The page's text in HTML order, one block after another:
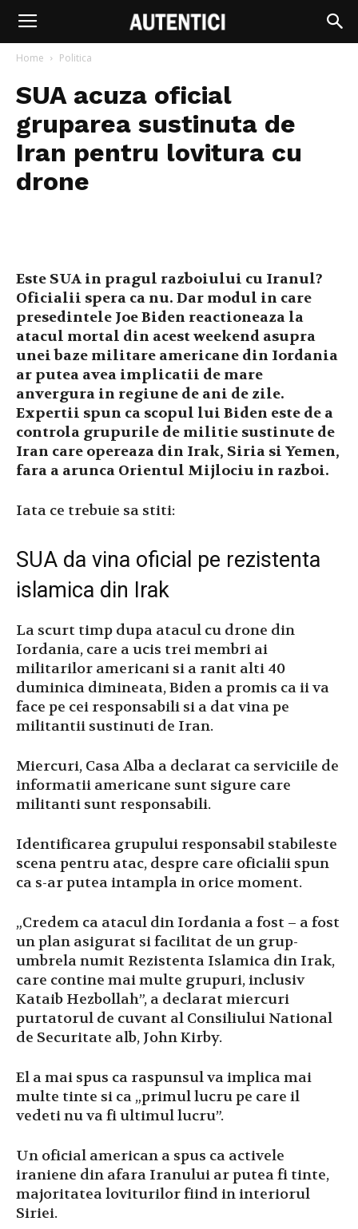
Home Politica
SUA acuza oficial
gruparea sustinuta de
Iran pentru lovitura cu
drone
Este SUA in pragul razboiului cu Iranul?
Oficialii spera ca nu. Dar modul in care
presedintele Joe Biden reactioneaza la
atacul mortal din acest weekend asupra
unei baze militare americane din Iordania
ar putea avea implicatii de mare
anvergura in regiune de ani de zile.
Expertii spun ca scopul lui Biden este de a
controla grupurile de militie sustinute de
Iran care opereaza din Irak, Siria si Yemen,
fara a arunca Orientul Mijlociu in razboi.
Iata ce trebuie sa stiti:
SUA da vina oficial pe rezistenta
islamica din Irak
La scurt timp dupa atacul cu drone din
Iordania, care a ucis trei membri ai
militarilor americani si a ranit alti 40
duminica dimineata, Biden a promis ca ii va
face pe cei responsabili si a dat vina pe
militantii sustinuti de Iran.
Miercuri, Casa Alba a declarat ca serviciile de
informatii americane sunt sigure care
militanti sunt responsabili.
Identificarea grupului responsabil stabileste
scena pentru atac, despre care oficialii spun
ca s-ar putea intampla in orice moment.
„Credem ca atacul din Iordania a fost – a fost
un plan asigurat si facilitat de un grup-
umbrela numit Rezistenta Islamica din Irak,
care contine mai multe grupuri, inclusiv
Kataib Hezbollah”, a declarat miercuri
purtatorul de cuvant al Consiliului National
de Securitate alb, John Kirby.
El a mai spus ca raspunsul va implica mai
multe tinte si ca „primul lucru pe care il
vedeti nu va fi ultimul lucru”.
Un oficial american a spus ca activele
iraniene din afara Iranului ar putea fi tinte,
majoritatea loviturilor fiind in interiorul
Siriei.